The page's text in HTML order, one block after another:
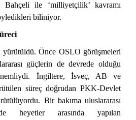
ile ‘milliyetçilik’ kavramı
biliniyor.
yürütüldü. Önce OSLO görüşmeleri
güçlerin de devrede olduğu
İngiltere, İsveç, AB ve
süreç doğrudan PKK-Devlet
Bir bakıma uluslararası
heyetler arasında yapılan